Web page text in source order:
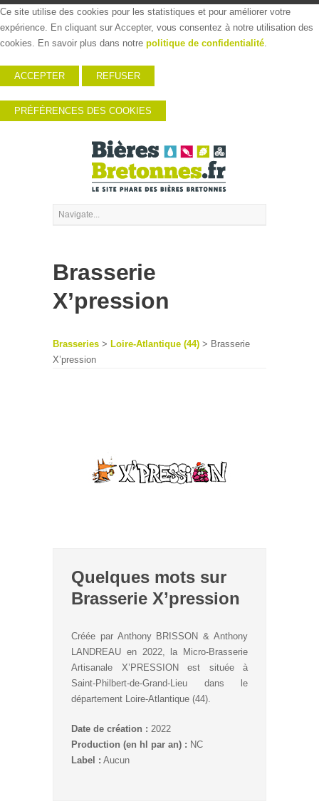
Ce site utilise des cookies pour les statistiques et pour améliorer votre
expérience. En cliquant sur Accepter, vous consentez à notre utilisation des
cookies. En savoir plus dans notre politique de confidentialité.
ACCEPTER REFUSER
PRÉFÉRENCES DES COOKIES
Brasserie
X’pression
Brasseries > Loire-Atlantique (44) > Brasserie
X’pression
Quelques mots sur
Brasserie X’pression
Créée par Anthony BRISSON & Anthony
LANDREAU en 2022, la Micro-Brasserie
Artisanale X’PRESSION est située à
Saint-Philbert-de-Grand-Lieu dans le
département Loire-Atlantique (44).
Date de création : 2022
Production (en hl par an) : NC
Label : Aucun